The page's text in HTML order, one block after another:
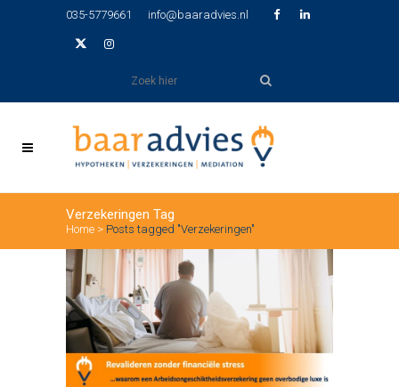
035-5779661 info@baaradvies.nl
Verzekeringen Tag
Home > Posts tagged "Verzekeringen"